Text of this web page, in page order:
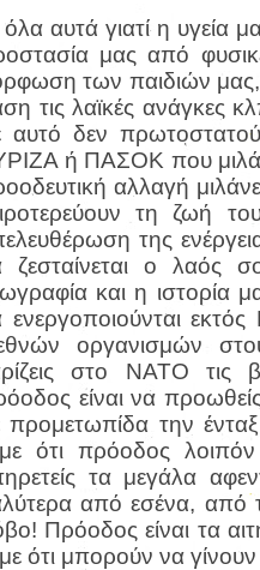
όλα αυτά γιατί η υγεία
μας από
των παιδιών μας,
τις λαϊκές ανάγκες
αυτό δεν
ή ΠΑΣΟΚ που
αλλαγή
τη ζωή
της
ζεσταίνεται ο λαός
και η ιστορία
ενεργοποιούνται
οργανισμών
στο ΝΑΤΟ τις
είναι να
προμετωπίδα την
ότι πρόοδος
τα μεγάλα
από εσένα, από
Πρόοδος είναι τα
ότι μπορούν να